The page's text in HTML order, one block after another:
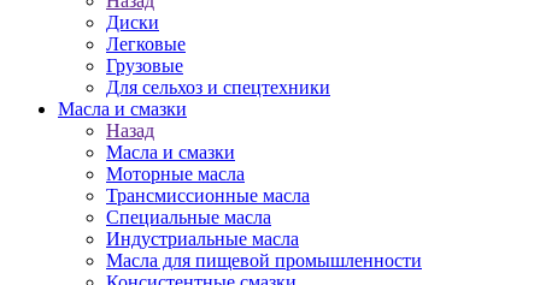
Диски
Легковые
Грузовые
Для сельхоз и спецтехники
Масла и смазки
Назад
Масла и смазки
Моторные масла
Трансмиссионные масла
Специальные масла
Индустриальные масла
Масла для пищевой промышленности